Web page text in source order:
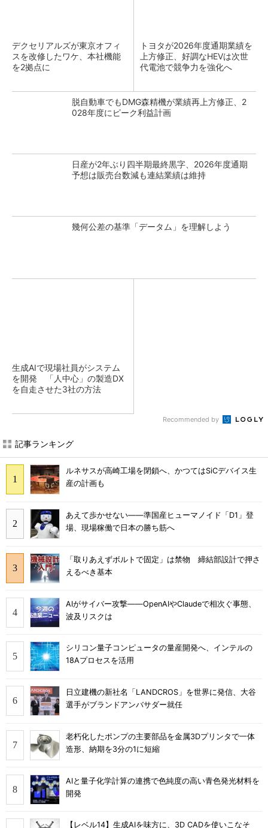
デクセリアルズが東京オフィ
スを改修したワケ、本社機能
を2拠点に
トヨタが2026年度通期業績を
上方修正、好調なHEVは次世
代電池で競争力を強化へ
脱自動車でもDMG森精機が業績再上方修正、2
028年度にピーク利益計画
日産が2年ぶり四半期最終黒字、2026年度通期
予想は販売台数減も連結業績は維持
幾何公差の基準「データム」を理解しよう
生成AIで現場社員がシステム
を開発 「人中心」の製造DX
を自走させた3社の方法
Recommended by
記事ランキング
ルネサスが高崎工場を閉鎖へ、かつてはSiCデバイス生
産の計画も
あえて歩かせない――準国産ヒューマノイド「D1」登
場、現場稼働で日本の勝ち筋へ
「取りあえずボルトで固定」は禁物 締結部設計で押さ
えるべき基本
AIがサイバー攻撃――OpenAIやClaudeで相次ぐ事態、
波及リスクは
シリコン量子コンピュータの量産開発へ、インテルの
18Aプロセスを活用
日立建機の新社名「LANDCROS」を世界に発信、大谷
選手がブランドアンバサダー就任
老朽化したポンプの主要部品を金属3Dプリンタで一体
造形、納期を3分の1に短縮
AIと量子化学計算の連携で色純度の高い青色発光材料を
開発
【レベル14】生成AIを味方に、3D CADを使いこなそ